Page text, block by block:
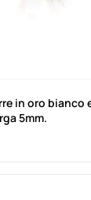
in oro bianco
5mm.